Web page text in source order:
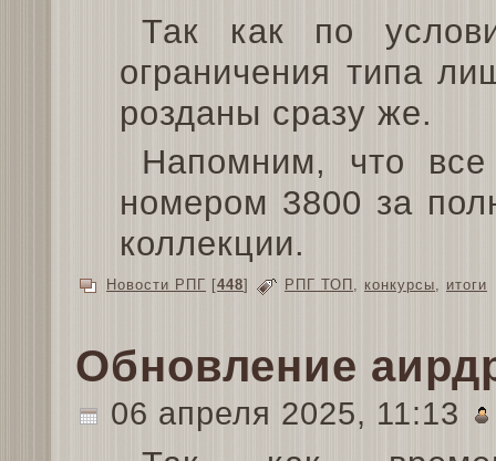
Так как по
ограничения типа
розданы сразу же.
Напомним, что
номером 3800 за
коллекции.
Новости РПГ [448] РПГ ТОП , конкурсы, итоги
Обновление
06 апреля 2025, 11:13